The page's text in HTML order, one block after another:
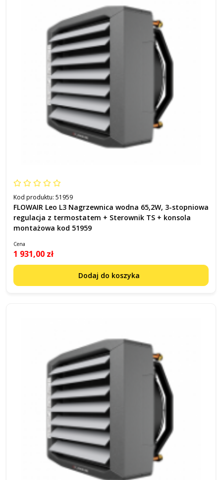
Kod produktu: 51959
FLOWAIR Leo L3 Nagrzewnica wodna 65,2W, 3-stopniowa
regulacja z termostatem + Sterownik TS + konsola
montażowa kod 51959
Cena
1 931,00 zł
Dodaj do koszyka